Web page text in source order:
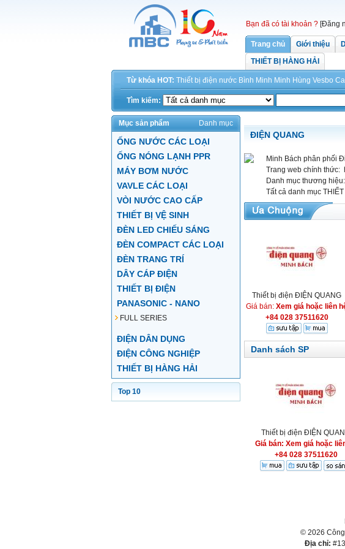
Bạn đã có tài khoản ? [Đăng
Trang chủ Giới thiệu
THIẾT BỊ HÀNG HẢI
Từ khóa HOT: Thiết bị điện nước Bình Minh Minh Hùng Vesbo
Tìm kiếm:
Mục sản phẩm Danh mục
ỐNG NƯỚC CÁC LOẠI
ỐNG NÓNG LẠNH PPR
MÁY BƠM NƯỚC
VAVLE CÁC LOẠI
VÒI NƯỚC CAO CẤP
THIẾT BỊ VỆ SINH
ĐÈN LED CHIẾU SÁNG
ĐÈN COMPACT CÁC LOẠI
ĐÈN TRANG TRÍ
DÂY CÁP ĐIỆN
THIẾT BỊ ĐIỆN
PANASONIC - NANO
FULL SERIES
ĐIỆN DÂN DỤNG
ĐIỆN CÔNG NGHIỆP
THIẾT BỊ HÀNG HẢI
Top 10
ĐIỆN QUANG
Minh Bách phân phối
Trang web chính thức:
Danh mục thương hiệu:
Tất cả danh mục
Thiết bị điện ĐIỆN QUANG
Giá bán: Xem giá hoặc liên
+84 028 37511620
Danh sách SP
Thiết bị điện ĐIỆN
Giá bán: Xem giá hoặc
+84 028 37511620
© 2026
Địa chỉ: